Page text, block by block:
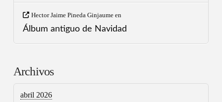
Hector Jaime Pineda Ginjaumeen
Álbum antiguo de Navidad
Archivos
abril 2026